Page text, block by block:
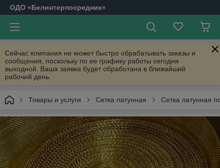
ОДО «Белинтерпосредник»
Сейчас компания не может быстро обрабатывать заказы и
сообщения, поскольку по ее графику работы сегодня
выходной. Ваша заявка будет обработана в ближайший
рабочий день.
Товары и услуги Сетка латунная Сетка латунная